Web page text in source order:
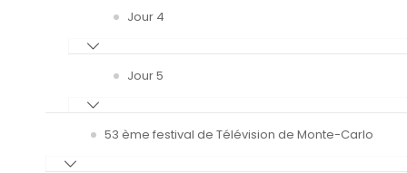
Jour 4
Jour 5
53 ème festival de Télévision de Monte-Carlo